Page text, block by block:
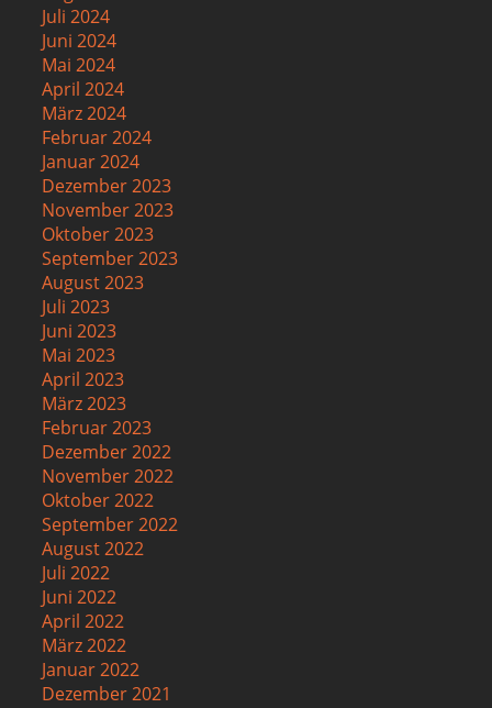
Juli 2024
Juni 2024
Mai 2024
April 2024
März 2024
Februar 2024
Januar 2024
Dezember 2023
November 2023
Oktober 2023
September 2023
August 2023
Juli 2023
Juni 2023
Mai 2023
April 2023
März 2023
Februar 2023
Dezember 2022
November 2022
Oktober 2022
September 2022
August 2022
Juli 2022
Juni 2022
April 2022
März 2022
Januar 2022
Dezember 2021